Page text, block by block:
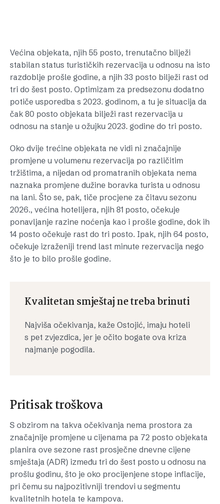
Većina objekata, njih 55 posto, trenutačno bilježi
stabilan status turističkih rezervacija u odnosu na isto
razdoblje prošle godine, a njih 33 posto bilježi rast od
tri do šest posto. Optimizam za predsezonu dodatno
potiče usporedba s 2023. godinom, a tu je situacija da
čak 80 posto objekata bilježi rast rezervacija u
odnosu na stanje u ožujku 2023. godine do tri posto.
Oko dvije trećine objekata ne vidi ni značajnije
promjene u volumenu rezervacija po različitim
tržištima, a nijedan od promatranih objekata nema
naznaka promjene dužine boravka turista u odnosu
na lani. Što se, pak, tiče procjene za čitavu sezonu
2026., većina hotelijera, njih 81 posto, očekuje
ponavljanje razine noćenja kao i prošle godine, dok ih
14 posto očekuje rast do tri posto. Ipak, njih 64 posto,
očekuje izraženiji trend last minute rezervacija nego
što je to bilo prošle godine.
Kvalitetan smještaj ne treba brinuti
Najviša očekivanja, kaže Ostojić, imaju hoteli
s pet zvjezdica, jer je očito bogate ova kriza
najmanje pogodila.
Pritisak troškova
S obzirom na takva očekivanja nema prostora za
značajnije promjene u cijenama pa 72 posto objekata
planira ove sezone rast prosječne dnevne cijene
smještaja (ADR) između tri do šest posto u odnosu na
prošlu godinu, što je oko procijenjene stope inflacije,
pri čemu su najpozitivniji trendovi u segmentu
kvalitetnih hotela te kampova.